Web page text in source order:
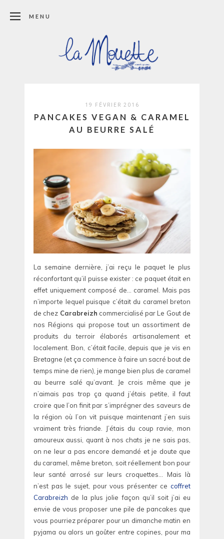
MENU
19 FÉVRIER 2016
PANCAKES VEGAN & CARAMEL
AU BEURRE SALÉ
La semaine dernière, j’ai reçu le paquet le plus
réconfortant qu’il puisse exister : ce paquet était en
effet uniquement composé de… caramel. Mais pas
n’importe lequel puisque c’était du caramel breton
de chez Carabreizh commercialisé par Le Gout de
nos Régions qui propose tout un assortiment de
produits du terroir élaborés artisanalement et
localement. Bon, c’était facile, depuis que je vis en
Bretagne (et ça commence à faire un sacré bout de
temps mine de rien), je mange bien plus de caramel
au beurre salé qu’avant. Je crois même que je
n’aimais pas trop ça quand j’étais petite, il faut
croire que l’on finit par s’imprégner des saveurs de
la région où l’on vit puisque maintenant j’en suis
vraiment très friande. J’étais du coup ravie, mon
amoureux aussi, quant à nos chats je ne sais pas,
on ne leur a pas encore demandé et je doute que
du caramel, même breton, soit réellement bon pour
leur santé arrosé sur leurs croquettes… Mais là
n’est pas le sujet, pour vous présenter ce coffret
Carabreizh de la plus jolie façon qu’il soit j’ai eu
envie de vous proposer une pile de pancakes que
vous pourriez préparer pour un dimanche matin en
pyjama ou alors un goûter entre copines, pour ma